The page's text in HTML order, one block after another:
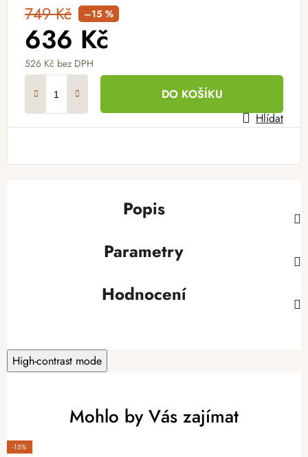
749 Kč –15 %
636 Kč
526 Kč bez DPH
DO KOŠÍKU
Hlídat
Popis
Parametry
Hodnocení
High-contrast mode
Mohlo by Vás zajímat
-15%